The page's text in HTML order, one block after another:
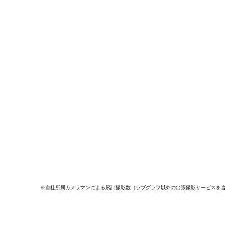
※自社所属カメラマンによる累計撮影数（ラブグラフ以外の出張撮影サービスを